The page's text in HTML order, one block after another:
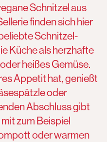
Schnitzel aus
finden sich hier
Schnitzel-
Küche als herzhafte
heißes Gemüse.
Appetit hat, genießt
oder
Abschluss gibt
zum Beispiel
oder warmen